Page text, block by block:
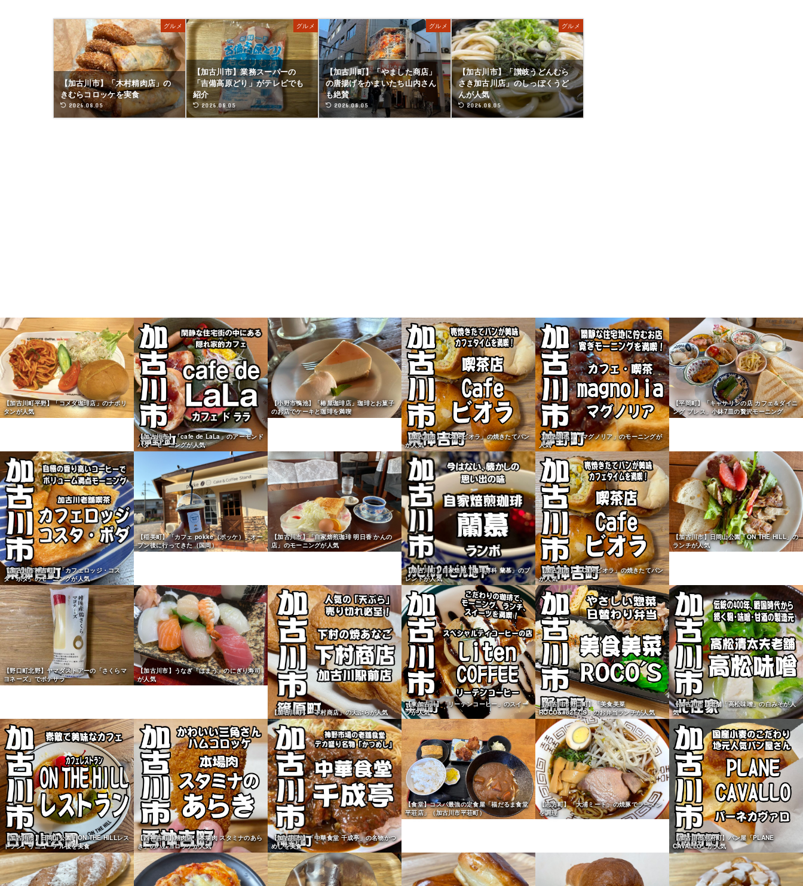
グルメ
【加古川市】「木村精肉店」の
きむらコロッケを実食
2026.08.05
グルメ
【加古川市】業務スーパーの
「吉備高原どり」がテレビでも
紹介
2026.08.05
グルメ
【加古川町】「やました商店」
の唐揚げをかまいたち山内さん
も絶賛
2026.08.05
グルメ
【加古川市】「讃岐うどんむら
さき加古川店」のしっぽくうど
んが人気
2026.08.05
【加古川町平野】「コメダ珈琲店」のナポリ
タンが人気
【加古川市】「cafe de LaLa」のアーモンド
バターモーニングが人気
【小野市鴨池】「椿屋珈琲店」珈琲とお菓子
のお店でケーキと珈琲を満喫
【加古川市】「Cafeビオラ」の焼きたてパン
が人気
【加古川市】「マグノリア」のモーニングが
人気
【平岡町】「キャサリンの店 カフェ＆ダイニ
ング ブレス」小鉢7皿の贅沢モーニング
【加古川市神吉町】「カフェロッジ・コス
タ・ボダ」のモーニングが人気
【稲美町】「カフェ pokke（ポッケ）」オー
プン後に行ってきた（国岡）
【加古川市】「自家焙煎珈琲 明日香 かんの
店」のモーニングが人気
【加古川町】自家焙煎「珈琲専科 蘭慕」のブ
レンドが人気
【加古川市】「Cafeビオラ」の焼きたてパン
が人気
【加古川市】日岡山公園「ON THE HILL」の
ランチが人気
【野口町北野】ヤマダストアーの「さくらマ
ヨネーズ」でポテサラ
【加古川市】うなぎ「はまう」のにぎり寿司
が人気
【加古川町】「下村商店」の天ぷらが人気
【東加古川】「リーテンコーヒー」のスイー
ツが人気
【加古川市野口町】「美食美菜
ROCO&#8217;S」のお弁当ランチが人気
【加古川市】老舗「高松味噌」の白みそが人
気
【加古川市】日岡山公園「ON THE HILLレス
トラン」リニューアル後を実食
【西神吉町】精肉店「本場肉 スタミナのあら
き」のハムコロッケが人気
【加古川市】「中華食堂 千成亭」の名物かつ
めしを実食
【食堂】コスパ最強の定食屋「福だるま食堂
平荘店」（加古川市平荘町）
【志方町】「大浦ミート」の焼豚でラーメン
を調理
【加古川市別府町】パン屋「PLANE
CAVALLO」が人気